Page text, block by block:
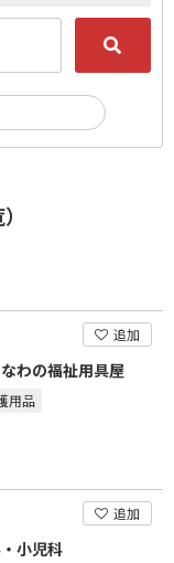
追加
わの福祉用具屋
用品
追加
小児科